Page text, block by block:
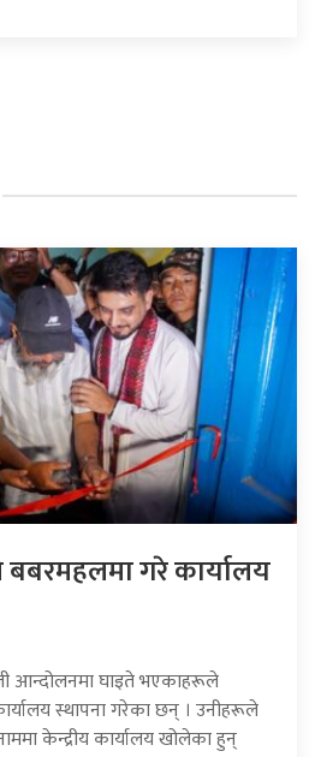
गरे कार्यालय
आन्दोलनमा घाइते भएकाहरूले
स्थापना गरेका छन् । उनीहरूले
केन्द्रीय कार्यालय खोलेका हुन्